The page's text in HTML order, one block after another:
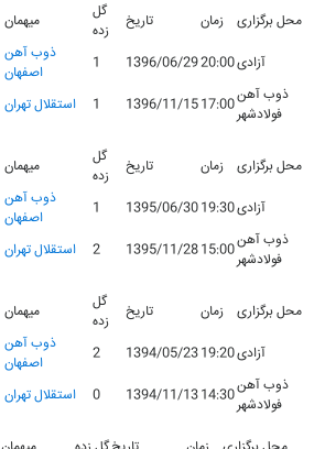
میهمان
گل
زده
تاریخ زمان
محل برگزاری
ذوب آهن
اصفهان
1 1396/06/2920:00آزادی
استقلال تهران 1 1396/11/1517:00ذوب آهن
فولادشهر
میهمان
گل
زده
تاریخ زمان
محل برگزاری
ذوب آهن
اصفهان
1 1395/06/3019:30آزادی
استقلال تهران 2 1395/11/2815:00ذوب آهن
فولادشهر
میهمان
گل
زده
تاریخ زمان
محل برگزاری
ذوب آهن
اصفهان
2 1394/05/2319:20آزادی
استقلال تهران 0 1394/11/1314:30ذوب آهن
فولادشهر